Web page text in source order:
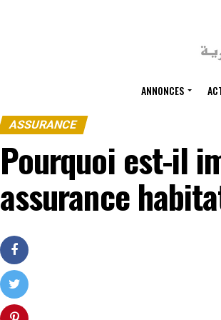
ANNONCES
ASSURANCE
Pourquoi est-il
assurance